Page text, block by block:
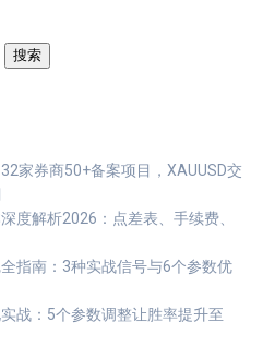
搜索
家券商50+备案项目，XAUUSD交
度解析2026：点差表、手续费、
指南：3种实战信号与6个参数优
战：5个参数调整让胜率提升至